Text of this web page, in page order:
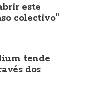
este
colectivo"
tende
dos